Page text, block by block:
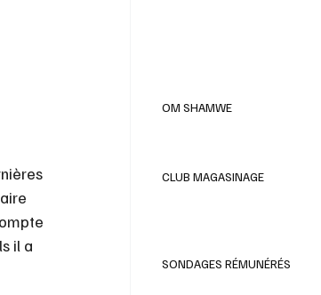
il a
OM SHAMWE
CLUB MAGASINAGE
SONDAGES RÉMUNÉRÉS